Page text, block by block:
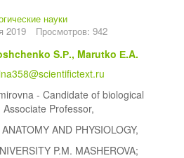
науки
2019
Просмотров: 942
S.Р., Marutko Е.A.
- Candidate of biological
Professor,
AND PHYSIOLOGY,
P.M. MASHEROVA;